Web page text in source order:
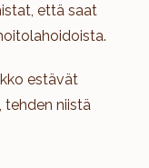
että saat
estävät
niistä